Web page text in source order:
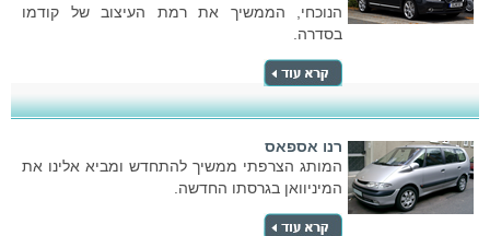
הנוכחי, הממשיך את רמת העיצוב של קודמו
בסדרה.
רנו אספאס
המותג הצרפתי ממשיך להתחדש ומביא אלינו את
המיניוואן בגרסתו החדשה.